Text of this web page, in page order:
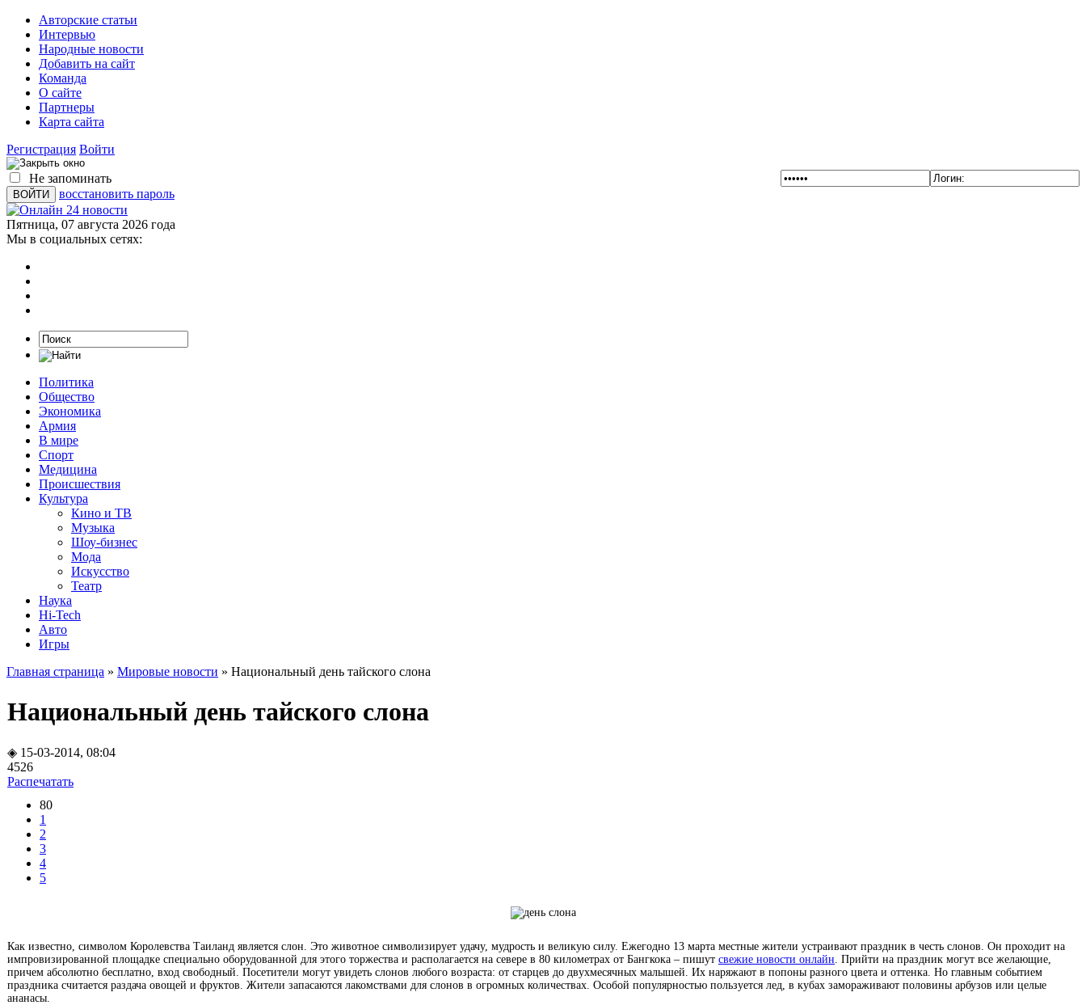
Авторские статьи
Интервью
Народные новости
Добавить на сайт
Команда
О сайте
Партнеры
Карта сайта
Регистрация Войти
Не запоминать
восстановить пароль
Пятница, 07 августа 2026 года
Мы в социальных сетях:
Политика
Общество
Экономика
Армия
В мире
Спорт
Медицина
Происшествия
Культура
Кино и ТВ
Музыка
Шоу-бизнес
Мода
Искусство
Театр
Наука
Hi-Tech
Авто
Игры
Главная страница » Мировые новости » Национальный день тайского слона
Национальный день тайского слона
◈ 15-03-2014, 08:04
4526
Распечатать
80
1
2
3
4
5
Как известно, символом Королевства Таиланд является слон. Это животное символизирует удачу, мудрость и великую силу. Ежегодно 13 марта местные жители устраивают праздник в честь слонов. Он проходит на
импровизированной площадке специально оборудованной для этого торжества и располагается на севере в 80 километрах от Бангкока – пишут свежие новости онлайн . Прийти на праздник могут все желающие,
причем абсолютно бесплатно, вход свободный. Посетители могут увидеть слонов любого возраста: от старцев до двухмесячных малышей. Их наряжают в попоны разного цвета и оттенка. Но главным событием
праздника считается раздача овощей и фруктов. Жители запасаются лакомствами для слонов в огромных количествах. Особой популярностью пользуется лед, в кубах замораживают половины арбузов или целые
ананасы.